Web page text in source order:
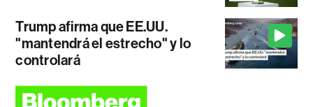
Trump afirma que EE.UU.
"mantendrá el estrecho" y lo
controlará